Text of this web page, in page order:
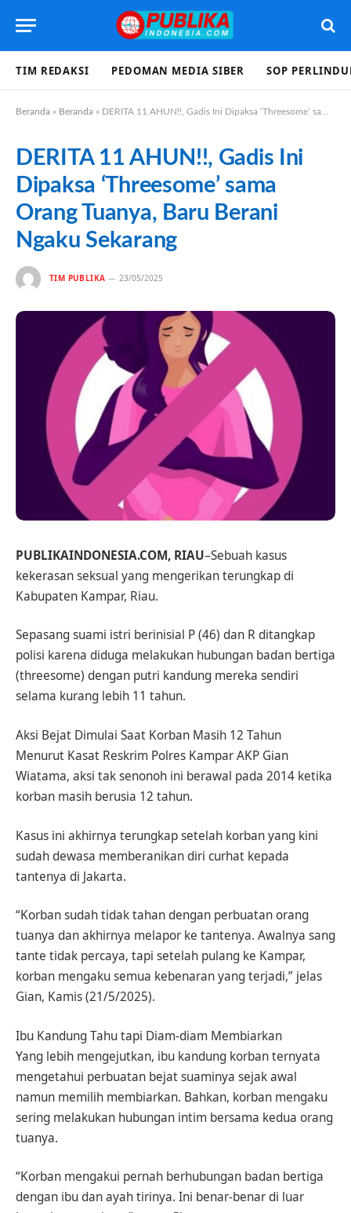
TIM REDAKSI PEDOMAN MEDIA SIBER SOP
Beranda » Beranda » DERITA 11 AHUN!!, Gadis Ini Dipaksa ‘Threesome’ sama Orang Tuanya, Baru Berani Ngaku Sekarang
DERITA 11 AHUN!!, Gadis Ini
Dipaksa ‘Threesome’ sama
Orang Tuanya, Baru Berani
Ngaku Sekarang
TIM PUBLIKA 23/05/2025
PUBLIKAINDONESIA.COM, RIAU–Sebuah kasus
kekerasan seksual yang mengerikan terungkap di
Kabupaten Kampar, Riau.
Sepasang suami istri berinisial P (46) dan R ditangkap
polisi karena diduga melakukan hubungan badan bertiga
(threesome) dengan putri kandung mereka sendiri
selama kurang lebih 11 tahun.
Aksi Bejat Dimulai Saat Korban Masih 12 Tahun
Menurut Kasat Reskrim Polres Kampar AKP Gian
Wiatama, aksi tak senonoh ini berawal pada 2014 ketika
korban masih berusia 12 tahun.
Kasus ini akhirnya terungkap setelah korban yang kini
sudah dewasa memberanikan diri curhat kepada
tantenya di Jakarta.
“Korban sudah tidak tahan dengan perbuatan orang
tuanya dan akhirnya melapor ke tantenya. Awalnya sang
tante tidak percaya, tapi setelah pulang ke Kampar,
korban mengaku semua kebenaran yang terjadi,” jelas
Gian, Kamis (21/5/2025).
Ibu Kandung Tahu tapi Diam-diam Membiarkan
Yang lebih mengejutkan, ibu kandung korban ternyata
mengetahui perbuatan bejat suaminya sejak awal
namun memilih membiarkan. Bahkan, korban mengaku
sering melakukan hubungan intim bersama kedua orang
tuanya.
“Korban mengakui pernah berhubungan badan bertiga
dengan ibu dan ayah tirinya. Ini benar-benar di luar